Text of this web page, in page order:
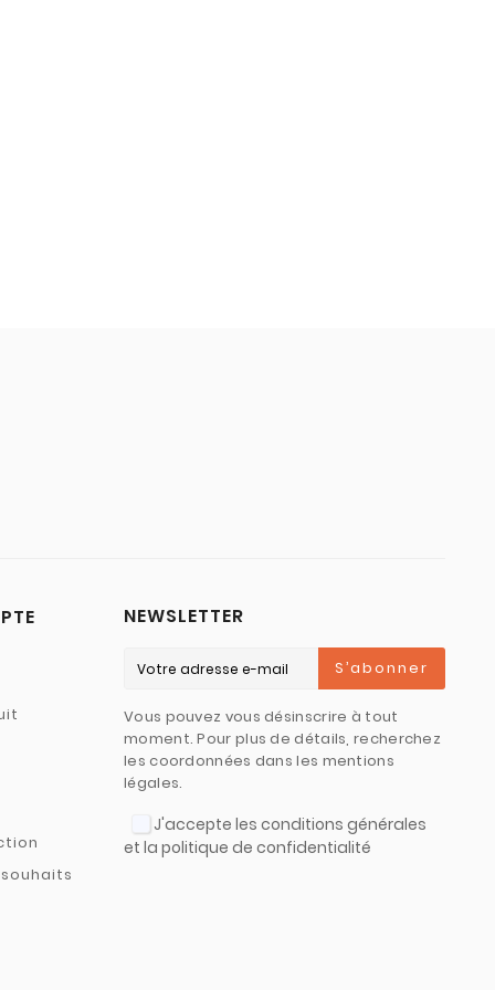
NEWSLETTER
S’abonner
Vous pouvez vous désinscrire à tout
moment. Pour plus de détails, recherchez
les coordonnées dans les mentions
légales.
J'accepte les conditions générales
et la politique de confidentialité